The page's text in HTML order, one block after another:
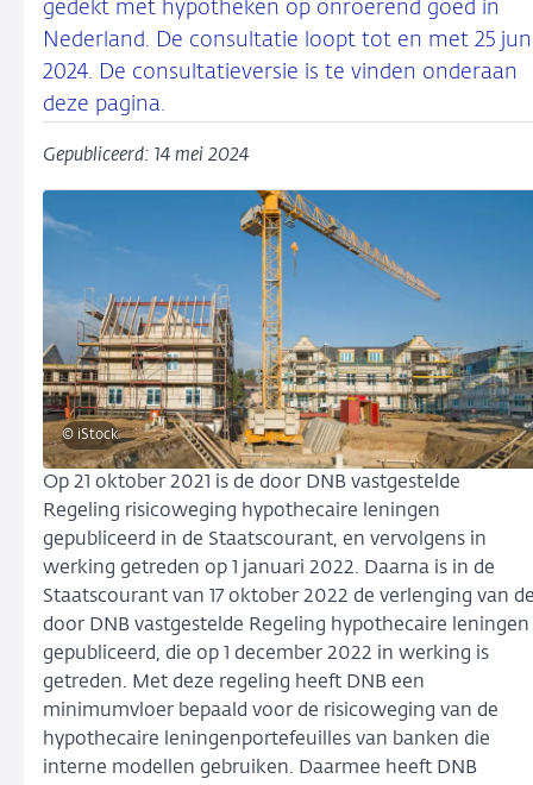
gedekt met hypotheken op onroerend goed in
Nederland. De consultatie loopt tot en met 25
2024. De consultatieversie is te vinden onderaan
deze pagina.
Gepubliceerd: 14 mei 2024
© iStock
Op 21 oktober 2021 is de door DNB vastgestelde
Regeling risicoweging hypothecaire leningen
gepubliceerd in de Staatscourant, en vervolgens in
werking getreden op 1 januari 2022. Daarna is in de
Staatscourant van 17 oktober 2022 de verlenging van
door DNB vastgestelde Regeling hypothecaire leningen
gepubliceerd, die op 1 december 2022 in werking is
getreden. Met deze regeling heeft DNB een
minimumvloer bepaald voor de risicoweging van de
hypothecaire leningenportefeuilles van banken die
interne modellen gebruiken. Daarmee heeft DNB